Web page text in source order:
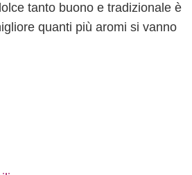
tanto buono e tradizionale è
quanti più aromi si vanno